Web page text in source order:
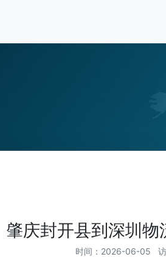
肇庆封开县到深圳物
时间：2026-06-05